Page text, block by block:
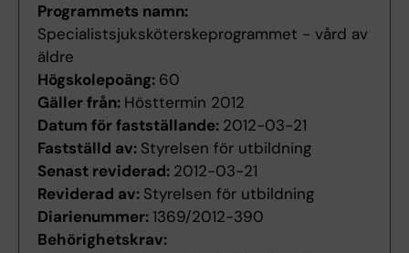
Programmets namn:
Specialistsjuksköterskeprogrammet - vård av
äldre
Högskolepoäng: 60
Gäller från: Hösttermin 2012
Datum för fastställande: 2012-03-21
Fastställd av: Styrelsen för utbildning
Senast reviderad: 2012-03-21
Reviderad av: Styrelsen för utbildning
Diarienummer:1369/2012-390
Behörighetskrav: